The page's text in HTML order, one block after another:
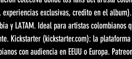
experiencias exclusivas, credito en el
y LATAM. Ideal para artistas colombianos
Kickstarter (kickstarter.com): la
con audiencia en EEUU o Europa.